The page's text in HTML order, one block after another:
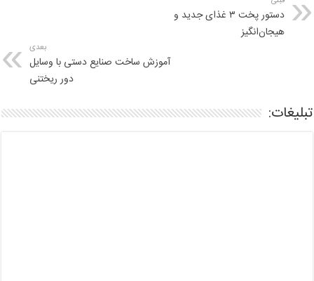
دستور پخت ۳ غذای جدید و
هیجان‌انگیز
بعدی
آموزش ساخت صنایع دستی با وسایل
دور ریختنی
تبلیغات: